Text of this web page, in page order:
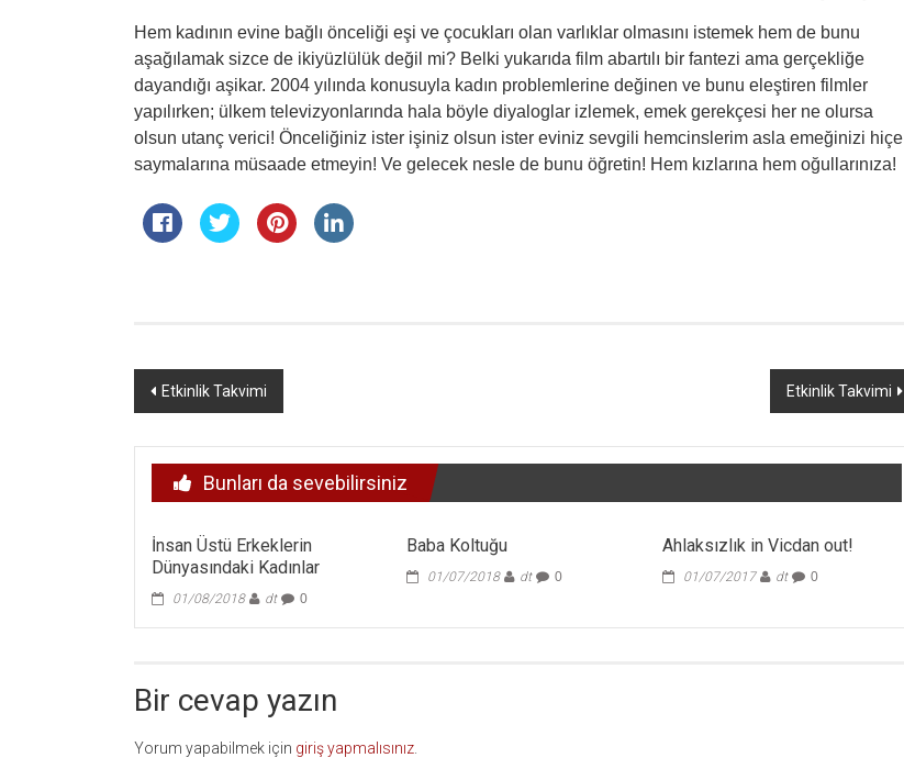
Hem kadının evine bağlı önceliği eşi ve çocukları olan varlıklar olmasını istemek hem de bunu
aşağılamak sizce de ikiyüzlülük değil mi? Belki yukarıda film abartılı bir fantezi ama gerçekliğe
dayandığı aşikar. 2004 yılında konusuyla kadın problemlerine değinen ve bunu eleştiren filmler
yapılırken; ülkem televizyonlarında hala böyle diyaloglar izlemek, emek gerekçesi her ne olursa
olsun utanç verici! Önceliğiniz ister işiniz olsun ister eviniz sevgili hemcinslerim asla emeğinizi hiçe
saymalarına müsaade etmeyin! Ve gelecek nesle de bunu öğretin! Hem kızlarına hem oğullarınıza!
Yazı
Etkinlik Takvimi Etkinlik Takvimi
Bunları da sevebilirsiniz
İnsan Üstü Erkeklerin
Dünyasındaki Kadınlar
01/08/2018 dt 0
Baba Koltuğu
01/07/2018 dt 0
Ahlaksızlık in Vicdan out!
01/07/2017 dt 0
Bir cevap yazın
Yorum yapabilmek için giriş yapmalısınız